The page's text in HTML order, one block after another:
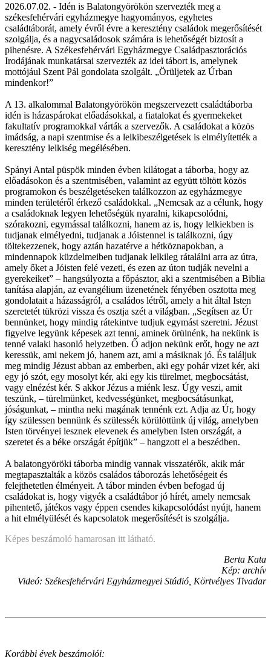
2026.07.02. - Idén is Balatongyörökön szervezték meg a
székesfehérvári egyházmegye hagyományos, egyhetes
családtáborát, amely évről évre a keresztény családok megerősítését
szolgálja, és a nagycsaládosok számára is lehetőségét biztosít a
pihenésre. A Székesfehérvári Egyházmegye Családpasztorációs
Irodájának munkatársai szervezték az idei tábort is, amelynek
mottójául Szent Pál gondolata szolgált. „Örüljetek az Úrban
mindenkor!”
A 13. alkalommal Balatongyörökön megszervezett családtáborba
idén is házaspárokat előadásokkal, a fiatalokat és gyermekeket
fakultatív programokkal várták a szervezők. A családokat a közös
imádság, a napi szentmise és a lelkibeszélgetések is elmélyítették a
keresztény lelkiség megélésében.
Spányi Antal püspök minden évben kilátogat a táborba, hogy az
előadásokon és a szentmisében, valamint az együtt töltött közös
programokon és beszélgetéseken találkozzon az egyházmegye
minden területéről érkező családokkal. „Nemcsak az a célunk, hogy
a családoknak legyen lehetőségük nyaralni, kikapcsolódni,
szórakozni, egymással találkozni, hanem az is, hogy lelkiekben is
tudjanak elmélyedni, tudjanak a Jóistennel is találkozni, úgy
töltekezzenek, hogy aztán hazatérve a hétköznapokban, a
mindennapok küzdelmeiben tudjanak lelkileg rátalálni arra az útra,
amely őket a Jóisten felé vezeti, és ezen az úton tudják nevelni a
gyerekeiket” – hangsúlyozta a főpásztor, aki a szentmisében a Biblia
tanítása alapján, az evangélium üzenetének fényében osztotta meg
gondolatait a házasságról, a családos létről, amely a hit által Isten
szeretetét tükrözi vissza és osztja szét a világban. „Segítsen az Úr
bennünket, hogy mindig rátekintve tudjuk egymást szeretni. Jézust
figyelve legyünk képesek azt tenni, aminek örülnénk, ha nekünk is
tenné valaki hasonló helyzetben. Ő adjon nekünk erőt, hogy ne azt
keressük, ami nekem jó, hanem azt, ami a másiknak jó. És találjuk
meg mindig Jézust abban az emberben, aki egy pohár vizet kér, aki
egy jó szót, egy mosolyt kér, aki egy kis türelmet, megbocsátást,
vagy elnézést kér. S akkor Jézus a miénk lesz. Úgy veszi, amit
teszünk, – türelmünket, kedvességünket, megbocsátásunkat,
jóságunkat, – mintha neki magának tennénk ezt. Adja az Úr, hogy
így szülessen bennünk és szülessék körülöttünk új világ, amelyben
Isten törvényei lesznek elevenek és amelyben Isten országát, a
szeretet és a béke országát építjük” – hangzott el a beszédben.
A balatongyöröki táborba mindig vannak visszatérők, akik már
megtapasztalták a közös családos táborozás lehetőségeit és
felejthetetlen élményeit. A tábor minden évben befogad új
családokat is, hogy vigyék a családtábor jó hírét, amely nemcsak
pihentető, játékos vagy éppen csendes kikapcsolódást nyújt, hanem
a hit elmélyülését és kapcsolatok megerősítését is szolgálja.
Képes beszámoló hamarosan itt látható.
Berta Kata
Kép: archív
Videó: Székesfehérvári Egyházmegyei Stúdió, Körtvélyes Tivadar
Korábbi évek beszámolói: